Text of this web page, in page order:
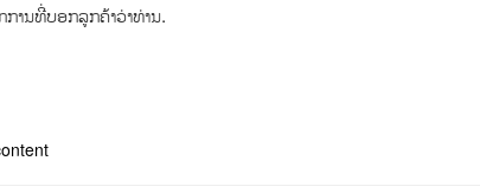
ານທີ່ບອກລູກຄ້າວ່າທ່ານ.